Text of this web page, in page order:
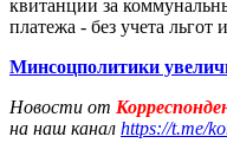
квитанции за
платежа - без учета льгот
Минсоцполитики
Новости от
на наш канал https://t.me/